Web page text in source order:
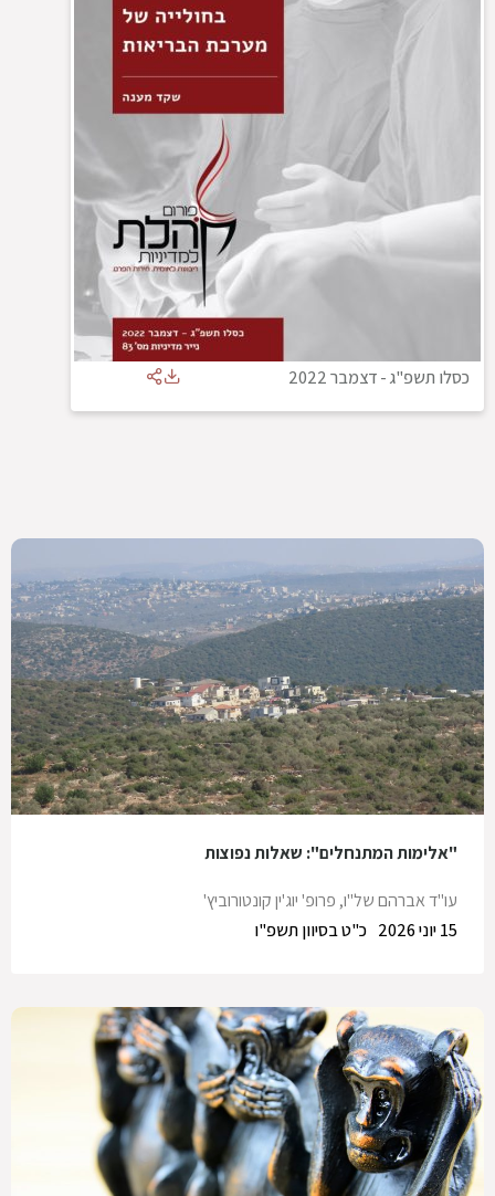
כסלו תשפ"ג-דצמבר 2022
"אלימות המתנחלים": שאלות נפוצות
עו"ד אברהם של"ו, פרופ' יוג'ין קונטורוביץ'
כ"ט בסיוון תשפ"ו
15 יוני 2026